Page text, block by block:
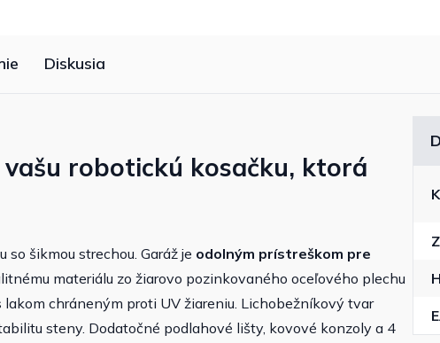
Diskusia
robotickú kosačku, ktorá
šikmou strechou. Garáž je odolným prístreškom pre
materiálu zo žiarovo pozinkovaného oceľového plechu
lakom chráneným proti UV žiareniu. Lichobežníkový tvar
steny. Dodatočné podlahové lišty, kovové konzoly a 4